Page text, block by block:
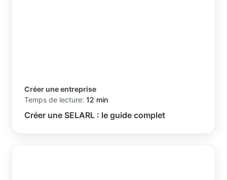
Créer une entreprise
Temps de lecture: 12 min
Créer une SELARL : le guide complet